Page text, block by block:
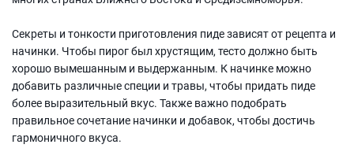
Секреты и тонкости приготовления пиде зависят от рецепта и
начинки. Чтобы пирог был хрустящим, тесто должно быть
хорошо вымешанным и выдержанным. К начинке можно
добавить различные специи и травы, чтобы придать пиде
более выразительный вкус. Также важно подобрать
правильное сочетание начинки и добавок, чтобы достичь
гармоничного вкуса.